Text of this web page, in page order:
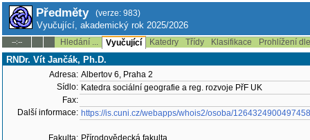
Předměty (verze: 983)
Vyučující, akademický rok 2025/2026
--:-- Hledání ... Vyučující Katedry Třídy Klasifikace Prohlížení
RNDr. Vít Jančák, Ph.D.
Adresa: Albertov 6, Praha 2
Sídlo: Katedra sociální geografie a reg. rozvoje PřF UK
Fax:
Další informace: https://is.cuni.cz/webapps/whois2/osoba/1264324900497458
Fakulta: Přírodovědecká fakulta